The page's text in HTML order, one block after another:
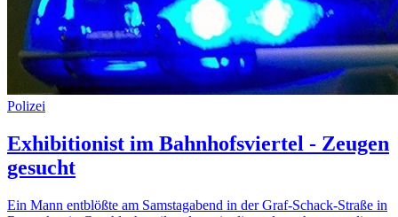
Polizei
Exhibitionist im Bahnhofsviertel - Zeugen
gesucht
Ein Mann entblößte am Samstagabend in der Graf-Schack-Straße in